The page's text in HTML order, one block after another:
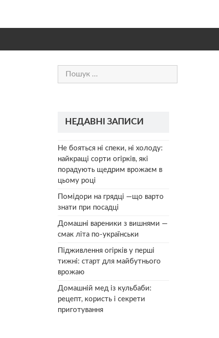
Пошук:
НЕДАВНІ ЗАПИСИ
Не бояться ні спеки, ні холоду:
найкращі сорти огірків, які
порадують щедрим врожаєм в
цьому році
Помідори на грядці —що варто
знати при посадці
Домашні вареники з вишнями —
смак літа по-українськи
Підживлення огірків у перші
тижні: старт для майбутнього
врожаю
Домашній мед із кульбаби:
рецепт, користь і секрети
приготування